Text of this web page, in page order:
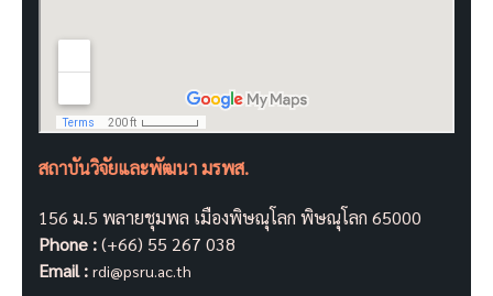
สถาบันวิจัยและพัฒนา มรพส.
156 ม.5 พลายชุมพล เมืองพิษณุโลก พิษณุโลก 65000
Phone :(+66) 55 267 038
Email : rdi@psru.ac.th